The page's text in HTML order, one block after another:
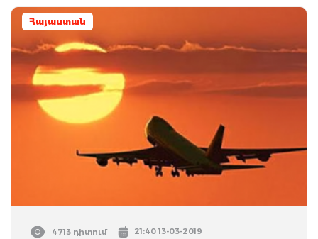
Հայաստան
4713 դիտում 21:40 13-03-2019